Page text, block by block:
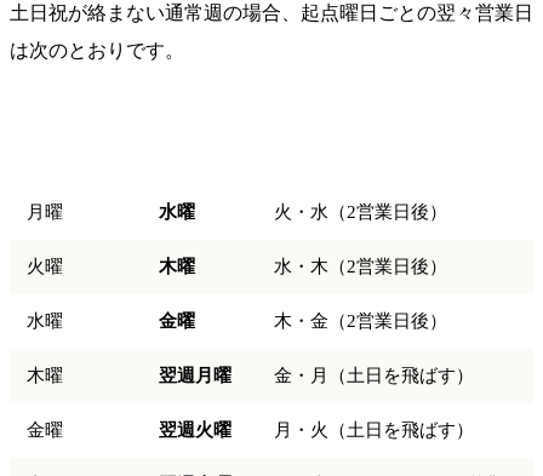
土日祝が絡まない通常週の場合、起点曜日ごとの翌々営業日
は次のとおりです。
月曜 水曜 火・水（2営業日後）
火曜 木曜 水・木（2営業日後）
水曜 金曜 木・金（2営業日後）
木曜 翌週月曜 金・月（土日を飛ばす）
金曜 翌週火曜 月・火（土日を飛ばす）